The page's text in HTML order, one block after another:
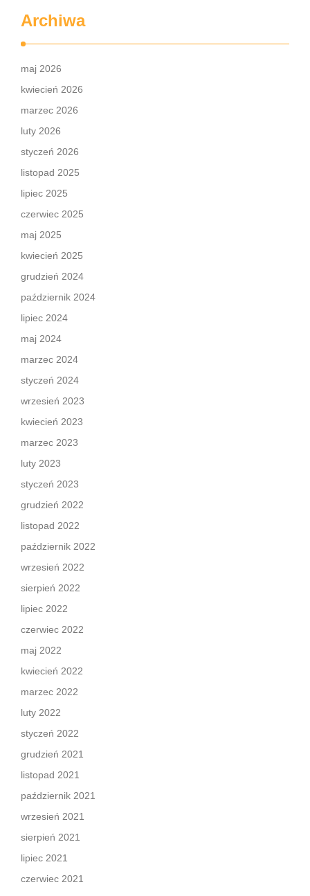
Archiwa
maj 2026
kwiecień 2026
marzec 2026
luty 2026
styczeń 2026
listopad 2025
lipiec 2025
czerwiec 2025
maj 2025
kwiecień 2025
grudzień 2024
październik 2024
lipiec 2024
maj 2024
marzec 2024
styczeń 2024
wrzesień 2023
kwiecień 2023
marzec 2023
luty 2023
styczeń 2023
grudzień 2022
listopad 2022
październik 2022
wrzesień 2022
sierpień 2022
lipiec 2022
czerwiec 2022
maj 2022
kwiecień 2022
marzec 2022
luty 2022
styczeń 2022
grudzień 2021
listopad 2021
październik 2021
wrzesień 2021
sierpień 2021
lipiec 2021
czerwiec 2021